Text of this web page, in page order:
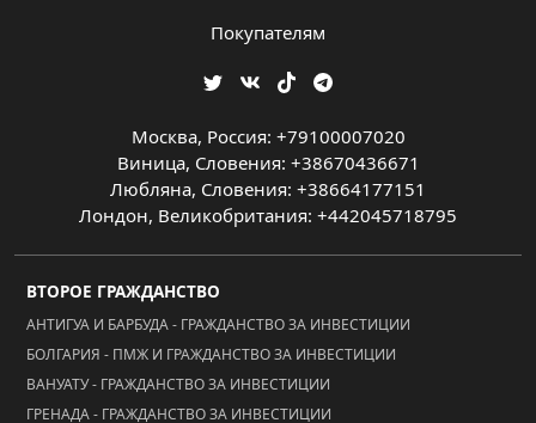
Покупателям
Москва, Россия: +79100007020
Виница, Словения: +38670436671
Любляна, Словения: +38664177151
Лондон, Великобритания: +442045718795
ВТОРОЕ ГРАЖДАНСТВО
АНТИГУА И БАРБУДА - ГРАЖДАНСТВО ЗА ИНВЕСТИЦИИ
БОЛГАРИЯ - ПМЖ И ГРАЖДАНСТВО ЗА ИНВЕСТИЦИИ
ВАНУАТУ - ГРАЖДАНСТВО ЗА ИНВЕСТИЦИИ
ГРЕНАДА - ГРАЖДАНСТВО ЗА ИНВЕСТИЦИИ